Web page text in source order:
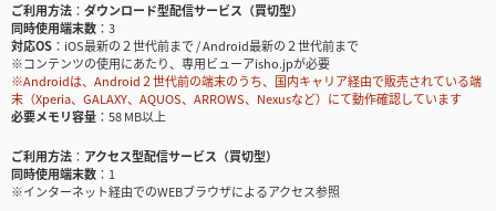
ご利用方法
ダウンロード型配信サービス（買切型）
同時使用端末数
3
対応OS
iOS最新の２世代前まで / Android最新の２世代前まで
※コンテンツの使用にあたり、専用ビューアisho.jpが必要
※Androidは、Android２世代前の端末のうち、国内キャリア経由で販売されている端
末（Xperia、GALAXY、AQUOS、ARROWS、Nexusなど）にて動作確認しています
必要メモリ容量
58 MB以上
ご利用方法
アクセス型配信サービス（買切型）
同時使用端末数
1
※インターネット経由でのWEBブラウザによるアクセス参照